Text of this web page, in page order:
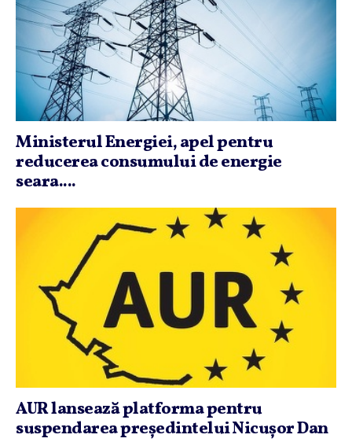
Ministerul Energiei, apel pentru
reducerea consumului de energie
seara....
AUR lansează platforma pentru
suspendarea preşedintelui Nicuşor Dan